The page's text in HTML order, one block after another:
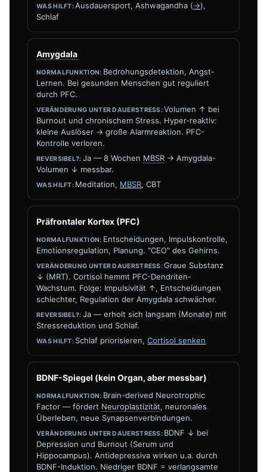
Ausdauersport, Ashwagandha (→),
Schlaf
Amygdala
Bedrohungsdetektion, Angst-
Lernen. Bei gesunden Menschen gut reguliert
durch PFC.
Volumen ↑ bei
Burnout und chronischem Stress. Hyper-reaktiv:
kleine Auslöser → große Alarmreaktion. PFC-
Kontrolle verloren.
Ja — 8 Wochen MBSR→ Amygdala-
Volumen ↓ messbar.
Meditation, MBSR, CBT
Präfrontaler Kortex (PFC)
Entscheidungen, Impulskontrolle,
Emotionsregulation, Planung. "CEO" des Gehirns.
Graue Substanz
↓ (MRT). Cortisol hemmt PFC-Dendriten-
Wachstum. Folge: Impulsivität ↑, Entscheidungen
schlechter, Regulation der Amygdala schwächer.
Ja — erholt sich langsam (Monate) mit
Stressreduktion und Schlaf.
Schlaf priorisieren,Cortisol senken
BDNF-Spiegel (kein Organ, aber messbar)
Brain-derived Neurotrophic
Factor — fördert Neuroplastizität, neuronales
Überleben, neue Synapsenverbindungen.
BDNF ↓ bei
Depression und Burnout (Serum und
Hippocampus). Antidepressiva wirken u.a. durch
BDNF-Induktion. Niedriger BDNF = verlangsamte